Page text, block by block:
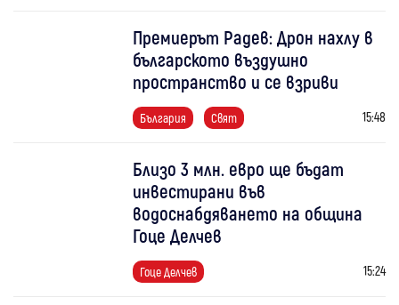
Премиерът Радев: Дрон нахлу в
българското въздушно
пространство и се взриви
България Свят 15:48
Близо 3 млн. евро ще бъдат
инвестирани във
водоснабдяването на община
Гоце Делчев
Гоце Делчев 15:24